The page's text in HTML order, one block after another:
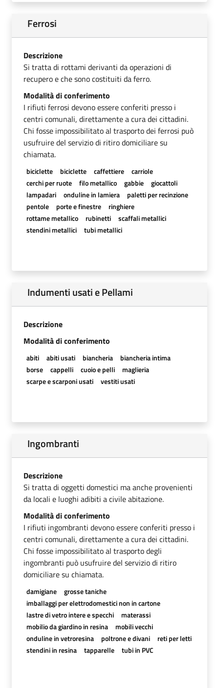
Ferrosi
Descrizione
Si tratta di rottami derivanti da operazioni di
recupero e che sono costituiti da ferro.
Modalità di conferimento
I rifiuti ferrosi devono essere conferiti presso i
centri comunali, direttamente a cura dei cittadini.
Chi fosse impossibilitato al trasporto dei ferrosi può
usufruire del servizio di ritiro domiciliare su
chiamata.
biciclette biciclette caffettiere
carriole
cerchi per ruote
filo metallico gabbie
giocattoli
lampadari
onduline in lamiera
paletti per recinzione
pentole
porte e finestre
ringhiere
rottame metallico
rubinetti
scaffali metallici
stendini metallici
tubi metallici
Indumenti usati e Pellami
Descrizione
Modalità di conferimento
abiti abiti usati biancheria
biancheria intima
borse
cappelli cuoio e pelli
maglieria
scarpe e scarponi usati
vestiti usati
Ingombranti
Descrizione
Si tratta di oggetti domestici ma anche provenienti
da locali e luoghi adibiti a civile abitazione.
Modalità di conferimento
I rifiuti ingombranti devono essere conferiti presso i
centri comunali, direttamente a cura dei cittadini.
Chi fosse impossibilitato al trasporto degli
ingombranti può usufruire del servizio di ritiro
domiciliare su chiamata.
damigiane
grosse taniche
imballaggi per elettrodomestici non in cartone
lastre di vetro intere e specchi
materassi
mobilio da giardino in resina
mobili vecchi
onduline in vetroresina
poltrone e divani
reti per letti
stendini in resina
tapparelle tubi in PVC